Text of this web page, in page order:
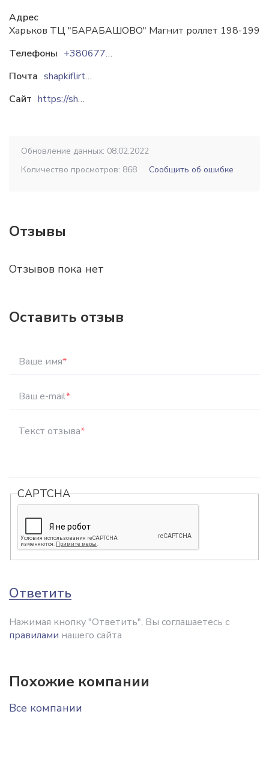
Адрес
Харьков ТЦ "БАРАБАШОВО" Магнит роллет 198-199
Телефоны
+380677972090
Почта
shapkiflirt@gmail.com
Сайт
https://shapki-flirt.com.ua
Обновление данных: 08.02.2022
Количество просмотров: 868
Сообщить об ошибке
Отзывы
Отзывов пока нет
Оставить отзыв
Ваше имя*
Ваш e-mail*
Текст отзыва*
CAPTCHA
Ответить
Нажимая кнопку "Ответить", Вы соглашаетесь с
правилами нашего сайта
Похожие компании
Все компании